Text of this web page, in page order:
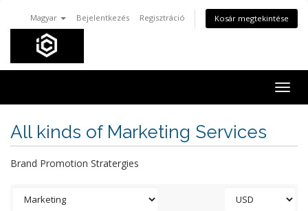
Magyar Bejelentkezés Regisztráció Kosár megtekintése
All kinds of Marketing Services
Brand Promotion Stratergies